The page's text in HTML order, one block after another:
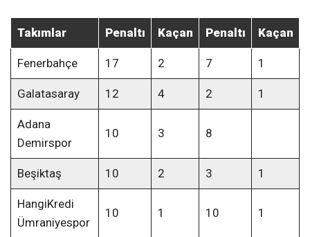
Takımlar Penaltı Kaçan Penaltı Kaçan
Fenerbahçe 17 2 7 1
Galatasaray 12 4 2 1
Adana
Demirspor
10 3 8
Beşiktaş 10 2 3 1
HangiKredi
Ümraniyespor
10 1 10 1